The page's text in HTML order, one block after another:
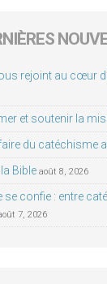
rejoint au cœur
et soutenir la
du catéchisme
Bible août 8, 2026
se confie : entre
7, 2026